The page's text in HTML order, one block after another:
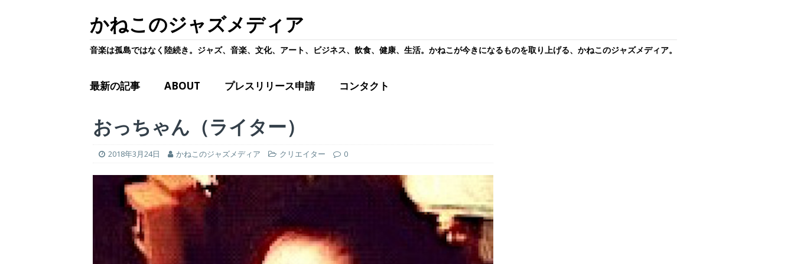
かねこのジャズメディア
音楽は孤島ではなく陸続き。ジャズ、音楽、文化、アート、ビジネス、飲食、健康、生活。かねこが今きになるものを取り上げる、かねこのジャズメディア。
最新の記事 ABOUT プレスリリース申請 コンタクト
おっちゃん（ライター）
2018年3月24日 かねこのジャズメディア クリエイター 0